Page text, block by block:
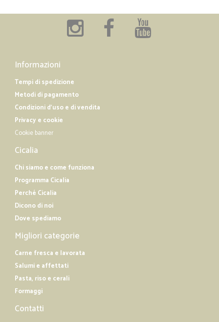
Informazioni
Tempi di spedizione
Metodi di pagamento
Condizioni d'uso e di vendita
Privacy e cookie
Cookie banner
Cicalia
Chi siamo e come funziona
Programma Cicalia
Perché Cicalia
Dicono di noi
Dove spediamo
Migliori categorie
Carne fresca e lavorata
Salumi e affettati
Pasta, riso e cerali
Formaggi
Contatti